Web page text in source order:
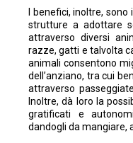
I benefici, inoltre,
strutture a adottare
attraverso diversi
razze, gatti e talvolta
animali consentono
dell’anziano, tra cui
attraverso
Inoltre, dà loro la
gratificati e
dandogli da mangiare,